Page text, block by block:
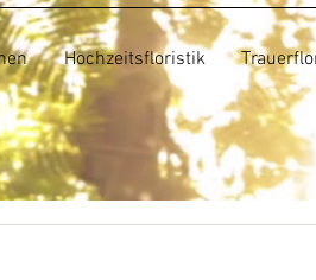
Hochzeitsfloristik